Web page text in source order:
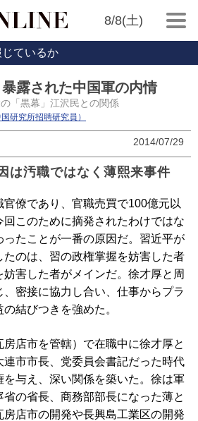
8/8(土)
ているか
露された中国軍の内情
「黒幕」江沢民との関係
研究所招聘研究員）
2014/07/29
は汚職ではなく薄熙来事件
僚であり、官職売買で100億元以
回このために摘発されたわけではな
ったことが一番の原因だ。習近平が
のは、習の政権掌握を妨害した者
妨害した者がメインだ。徐才厚と周
密接に協力し合い、仕事からプラ
結びつきを強めた。
店市を管轄）で在職中に徐才厚と
連市市長、党委員会書記だった時代
を与え、深い関係を築いた。徐は軍
の省長、商務部部長になった薄と
店市の開発や長興島工業区の開発